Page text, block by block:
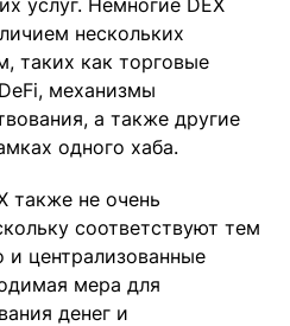
услуг. Немногие DEX
нескольких
таких как торговые
механизмы
а также другие
одного хаба.
также не очень
соответствуют тем
и централизованные
мера для
денег и